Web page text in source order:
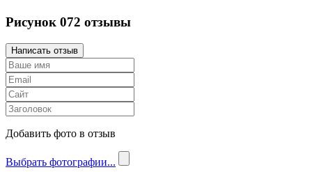
Рисунок 072 отзывы
Добавить фото в отзыв
Выбрать фотографии...